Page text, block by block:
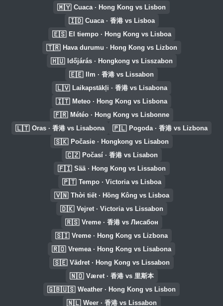
🇲🇾 Cuaca · Hong Kong vs Lisbon
🇮🇩 Cuaca · 香港 vs Lisboa
🇪🇸 El tiempo · Hong Kong vs Lisboa
🇹🇷 Hava durumu · Hong Kong vs Lizbon
🇭🇺 Időjárás · Hongkong vs Lisszabon
🇪🇪 Ilm · 香港 vs Lissabon
🇱🇻 Laikapstākļi · 香港 vs Lisabona
🇮🇹 Meteo · Hong Kong vs Lisbona
🇫🇷 Météo · Hong Kong vs Lisbonne
🇱🇹 Oras · 香港 vs Lisabona 🇵🇱 Pogoda · 香港 vs Lizbona
🇸🇰 Počasie · Hongkong vs Lisabon
🇨🇿 Počasí · 香港 vs Lisabon
🇫🇮 Sää · Hong Kong vs Lissabon
🇵🇹 Tempo · Victoria vs Lisboa
🇻🇳 Thời tiết · Hồng Kông vs Lisboa
🇩🇰 Vejret · Victoria vs Lissabon
🇷🇸 Vreme · 香港 vs Лисабон
🇸🇮 Vreme · Hong Kong vs Lizbona
🇷🇴 Vremea · Hong Kong vs Lisabona
🇸🇪 Vädret · Hong Kong vs Lissabon
🇳🇴 Været · 香港 vs 里斯本
🇬🇧🇺🇸 Weather · Hong Kong vs Lisbon
🇳🇱 Weer · 香港 vs Lissabon